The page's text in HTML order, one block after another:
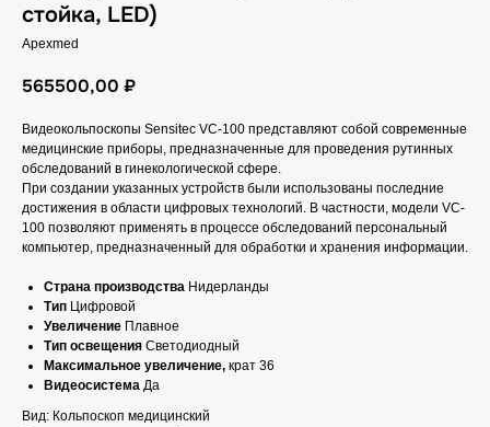
стойка, LED)
Apexmed
565500,00 ₽
Видеокольпоскопы Sensitec VC-100 представляют собой современные
медицинские приборы, предназначенные для проведения рутинных
обследований в гинекологической сфере.
При создании указанных устройств были использованы последние
достижения в области цифровых технологий. В частности, модели VC-
100 позволяют применять в процессе обследований персональный
компьютер, предназначенный для обработки и хранения информации.
Страна производства Нидерланды
Тип Цифровой
Увеличение Плавное
Тип освещения Светодиодный
Максимальное увеличение, крат 36
Видеосистема Да
Вид: Кольпоскоп медицинский